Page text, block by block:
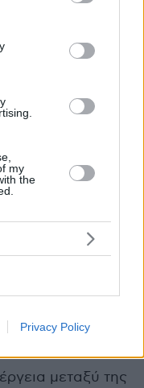
third-party tags to
in below Google
my
the
Privacy Policy
πέρασε αυτή
που οδήγησε σε
αυξανόμενη
εύφορη χώρα με
εμπορικές
και
Πορτογαλία και
επιρροή και
ένα
με
ενέργειας, τη
μεταξύ της